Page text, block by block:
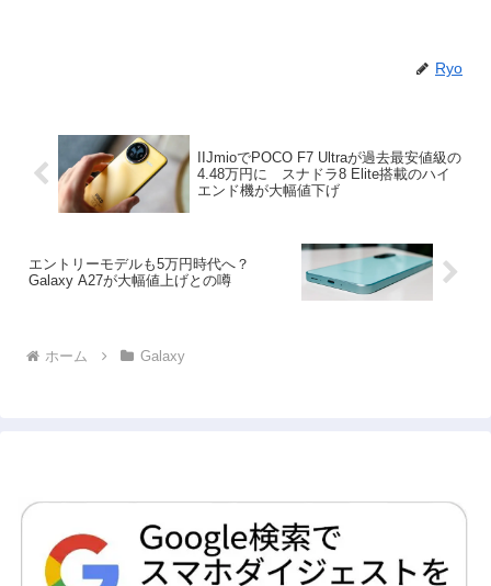
Ryo
IIJmioでPOCO F7 Ultraが過去最安値級の
4.48万円に スナドラ8 Elite搭載のハイ
エンド機が大幅値下げ
エントリーモデルも5万円時代へ？
Galaxy A27が大幅値上げとの噂
ホーム Galaxy